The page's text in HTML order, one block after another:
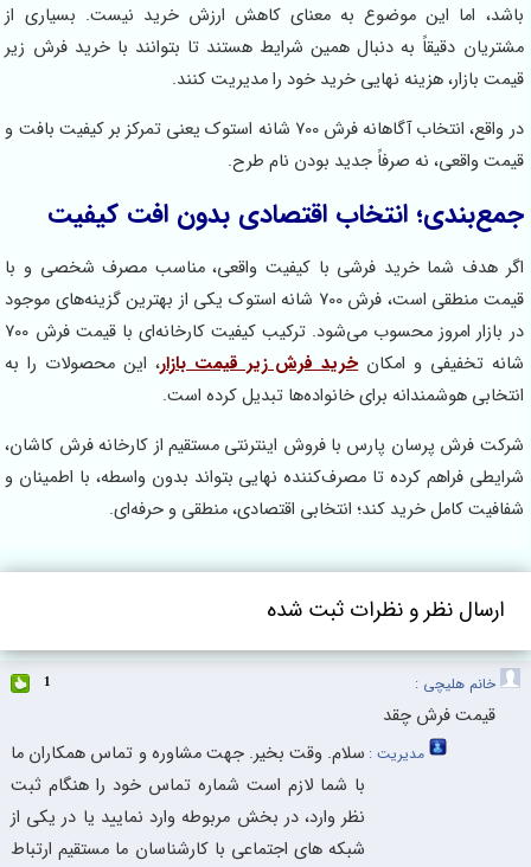
باشد، اما این موضوع به معنای کاهش ارزش خرید نیست. بسیاری از
مشتریان دقیقاً به دنبال همین شرایط هستند تا بتوانند با خرید فرش زیر
قیمت بازار، هزینه نهایی خرید خود را مدیریت کنند.
در واقع، انتخاب آگاهانه فرش 700 شانه استوک یعنی تمرکز بر کیفیت بافت و
قیمت واقعی، نه صرفاً جدید بودن نام طرح.
جمع‌بندی؛ انتخاب اقتصادی بدون افت کیفیت
اگر هدف شما خرید فرشی با کیفیت واقعی، مناسب مصرف شخصی و با
قیمت منطقی است، فرش 700 شانه استوک یکی از بهترین گزینه‌های موجود
در بازار امروز محسوب می‌شود. ترکیب کیفیت کارخانه‌ای با قیمت فرش 700
شانه تخفیفی و امکانخرید فرش زیر قیمت بازار، این محصولات را به
انتخابی هوشمندانه برای خانواده‌ها تبدیل کرده است.
شرکت فرش پرسان پارس با فروش اینترنتی مستقیم از کارخانه فرش کاشان،
شرایطی فراهم کرده تا مصرف‌کننده نهایی بتواند بدون واسطه، با اطمینان و
شفافیت کامل خرید کند؛ انتخابی اقتصادی، منطقی و حرفه‌ای.
ارسال نظر و نظرات ثبت شده
خانم هلیچی : 1
قیمت فرش چقد
مدیریت : سلام. وقت بخیر. جهت مشاوره و تماس همکاران ما
با شما لازم است شماره تماس خود را هنگام ثبت
نظر وارد، در بخش مربوطه وارد نمایید یا در یکی از
شبکه های اجتماعی با کارشناسان ما مستقیم ارتباط